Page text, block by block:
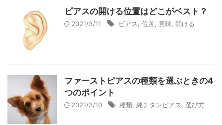
ピアスの開ける位置はどこがベスト？
2021/3/11 ピアス 位置 意味 開ける
ファーストピアスの種類を選ぶときの4
つのポイント
2021/3/10 種類 純チタンピアス 選び方